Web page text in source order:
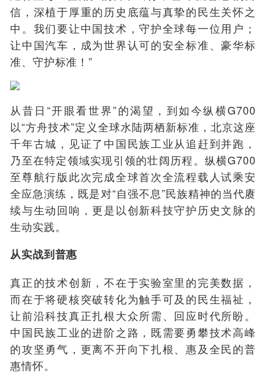
信，深植于厚重的历史底蕴与真挚的民生关怀之
中。我们要让中国技术，守护全球每一位用户；
让中国汽车，成为世界认可的安全标准、豪华标
准、守护标准！”
从昔日“开眼看世界”的渴望，到如今纵横G700
以“方舟技术”定义全球水陆两栖新标准，北京这座
千年古城，见证了中国民族工业从追赶到并跑，
乃至在特定领域实现引领的壮阔历程。 纵横G700
至尊航行版此次完成全球首次全流程载人试乘安
全应急演练 ，既是对“自强不息”民族精神的当代赓
续与生动回响，更是以创新科技守护历史文脉的
生动实践。
从实战到普惠
真正的技术创新，不在于实验室里的完美数据，
而在于将硬核突破转化为触手可及的民生福祉，
让前沿科技真正扎根大众所需、回应时代所盼。
中国民族工业的进阶之路，既需要勇攀技术高峰
的攻坚勇气，更离不开向下扎根、惠及全民的普
惠情怀。